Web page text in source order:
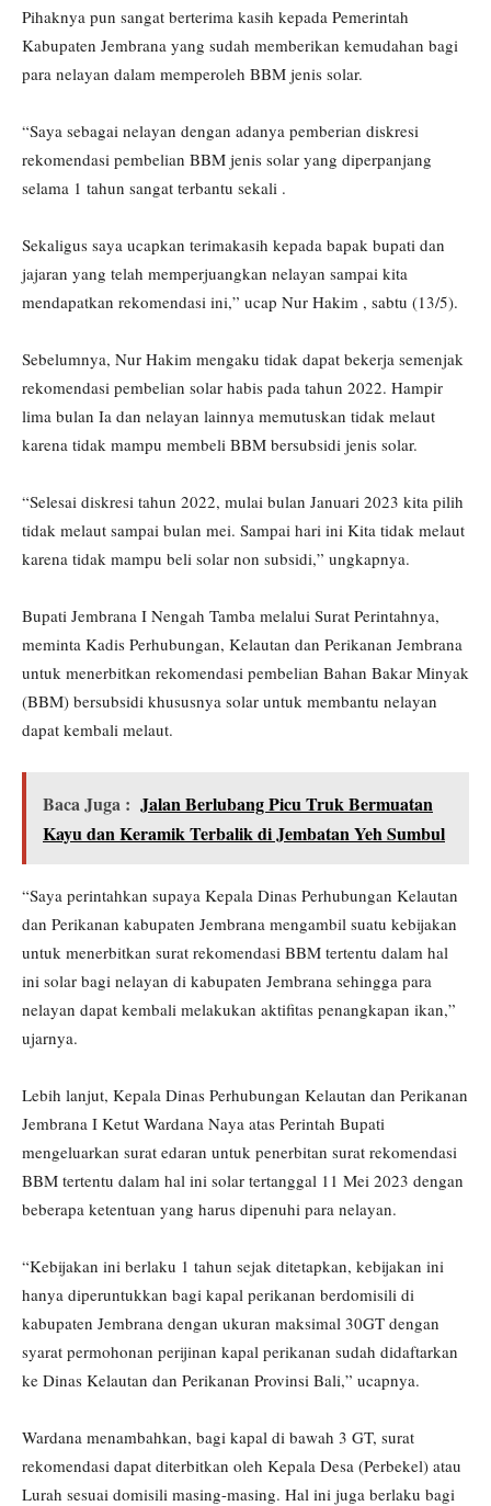
Pihaknya pun sangat berterima kasih kepada Pemerintah
Kabupaten Jembrana yang sudah memberikan kemudahan bagi
para nelayan dalam memperoleh BBM jenis solar.
“Saya sebagai nelayan dengan adanya pemberian diskresi
rekomendasi pembelian BBM jenis solar yang diperpanjang
selama 1 tahun sangat terbantu sekali .
Sekaligus saya ucapkan terimakasih kepada bapak bupati dan
jajaran yang telah memperjuangkan nelayan sampai kita
mendapatkan rekomendasi ini,” ucap Nur Hakim , sabtu (13/5).
Sebelumnya, Nur Hakim mengaku tidak dapat bekerja semenjak
rekomendasi pembelian solar habis pada tahun 2022. Hampir
lima bulan Ia dan nelayan lainnya memutuskan tidak melaut
karena tidak mampu membeli BBM bersubsidi jenis solar.
“Selesai diskresi tahun 2022, mulai bulan Januari 2023 kita pilih
tidak melaut sampai bulan mei. Sampai hari ini Kita tidak melaut
karena tidak mampu beli solar non subsidi,” ungkapnya.
Bupati Jembrana I Nengah Tamba melalui Surat Perintahnya,
meminta Kadis Perhubungan, Kelautan dan Perikanan Jembrana
untuk menerbitkan rekomendasi pembelian Bahan Bakar Minyak
(BBM) bersubsidi khususnya solar untuk membantu nelayan
dapat kembali melaut.
Baca Juga : Jalan Berlubang Picu Truk Bermuatan
Kayu dan Keramik Terbalik di Jembatan Yeh Sumbul
“Saya perintahkan supaya Kepala Dinas Perhubungan Kelautan
dan Perikanan kabupaten Jembrana mengambil suatu kebijakan
untuk menerbitkan surat rekomendasi BBM tertentu dalam hal
ini solar bagi nelayan di kabupaten Jembrana sehingga para
nelayan dapat kembali melakukan aktifitas penangkapan ikan,”
ujarnya.
Lebih lanjut, Kepala Dinas Perhubungan Kelautan dan Perikanan
Jembrana I Ketut Wardana Naya atas Perintah Bupati
mengeluarkan surat edaran untuk penerbitan surat rekomendasi
BBM tertentu dalam hal ini solar tertanggal 11 Mei 2023 dengan
beberapa ketentuan yang harus dipenuhi para nelayan.
“Kebijakan ini berlaku 1 tahun sejak ditetapkan, kebijakan ini
hanya diperuntukkan bagi kapal perikanan berdomisili di
kabupaten Jembrana dengan ukuran maksimal 30GT dengan
syarat permohonan perijinan kapal perikanan sudah didaftarkan
ke Dinas Kelautan dan Perikanan Provinsi Bali,” ucapnya.
Wardana menambahkan, bagi kapal di bawah 3 GT, surat
rekomendasi dapat diterbitkan oleh Kepala Desa (Perbekel) atau
Lurah sesuai domisili masing-masing. Hal ini juga berlaku bagi